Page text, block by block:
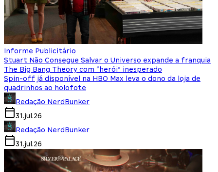
Informe Publicitário
Stuart Não Consegue Salvar o Universo expande a franquia
The Big Bang Theory com “herói” inesperado
Spin-off já disponível na HBO Max leva o dono da loja de
quadrinhos ao holofote
Redação NerdBunker
31.jul.26
Redação NerdBunker
31.jul.26